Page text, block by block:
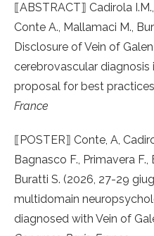
⟦ABSTRACT⟧ Cadirola
Conte A., Mallamaci M.,
Disclosure of Vein of
cerebrovascular diagnosis
proposal for best
France
⟦POSTER⟧ Conte, A,
Bagnasco F., Primavera
Buratti S. (2026, 27-29
multidomain
diagnosed with Vein of